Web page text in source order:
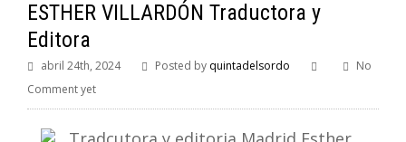
ESTHER VILLARDÓN Traductora y
Editora
abril 24th, 2024 Posted by quintadelsordo
No
Comment yet